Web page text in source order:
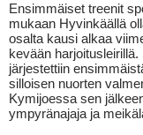
Ensimmäiset treenit
mukaan Hyvinkäällä
osalta kausi alkaa
kevään
järjestettiin
silloisen nuorten
Kymijoessa sen
ympyränajaja ja